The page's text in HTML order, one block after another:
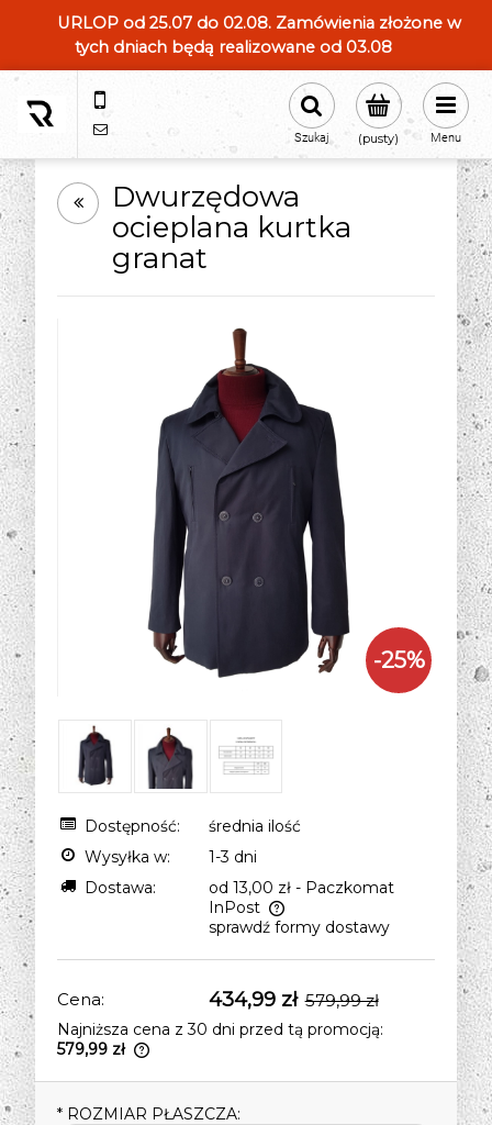
URLOP od 25.07 do 02.08. Zamówienia złożone w
tych dniach będą realizowane od 03.08
604554331
sklep@roland-modameska.pl (pusty)
Szukaj Menu
Dwurzędowa
ocieplana kurtka
granat
-25%
Dostępność:
średnia ilość
Wysyłka w:
1-3 dni
Dostawa:
od 13,00 zł - Paczkomat
InPost
Cena nie zawiera ewentualnych kosztów
sprawdź formy dostawy
Cena: 434,99 zł 579,99 zł
Najniższa cena z 30 dni przed tą promocją:
579,99 zł
cena od momentu, kiedy produkt
* ROZMIAR PŁASZCZA: